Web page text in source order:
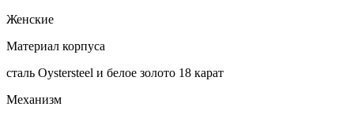
Женские
Материал корпуса
сталь Oystersteel и белое золото 18 карат
Механизм